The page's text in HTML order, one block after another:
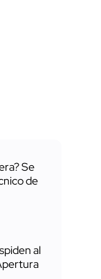
Se
de
al